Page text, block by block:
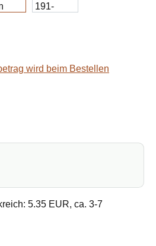
wird beim Bestellen
5.35 EUR, ca. 3-7